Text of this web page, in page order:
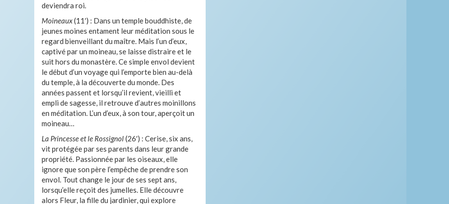
deviendra roi.
Moineaux(11′) : Dans un temple bouddhiste, de
jeunes moines entament leur méditation sous le
regard bienveillant du maître. Mais l’un d’eux,
captivé par un moineau, se laisse distraire et le
suit hors du monastère. Ce simple envol devient
le début d’un voyage qui l’emporte bien au-delà
du temple, à la découverte du monde. Des
années passent et lorsqu’il revient, vieilli et
empli de sagesse, il retrouve d’autres moinillons
en méditation. L’un d’eux, à son tour, aperçoit un
moineau…
La Princesse et le Rossignol(26′) : Cerise, six ans,
vit protégée par ses parents dans leur grande
propriété. Passionnée par les oiseaux, elle
ignore que son père l’empêche de prendre son
envol. Tout change le jour de ses sept ans,
lorsqu’elle reçoit des jumelles. Elle découvre
alors Fleur, la fille du jardinier, qui explore